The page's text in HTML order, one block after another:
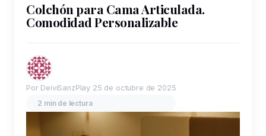
Colchón para Cama Articulada.
Comodidad Personalizable
Por DeiviSanzPlay 25 de octubre de 2025
2 min de lectura